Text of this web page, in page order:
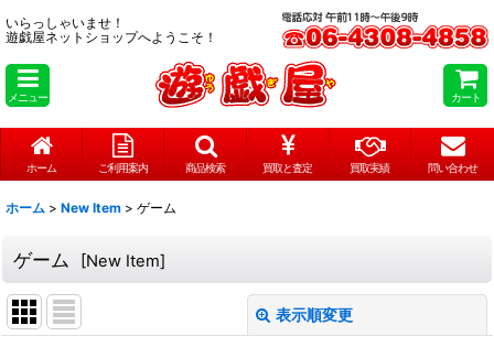
いらっしゃいませ！
遊戯屋ネットショップへようこそ！
メニュー カート
ホーム ご利用案内 商品検索 買取と査定 買取実績 問い合わせ
ホーム > New Item > ゲーム
ゲーム [New Item]
表示順変更